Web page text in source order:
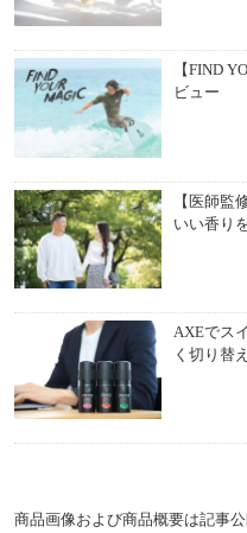
【FIND
ビュー
【医師監
いい香り
AXEでス
く切り替
商品画像および商品概要は記事